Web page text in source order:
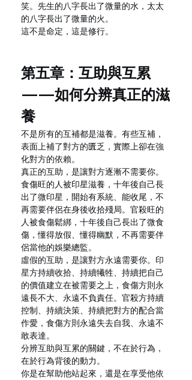
笑。先生的八字長出了微量的水，太太
的八字長出了微量的火。
這不是命定，這是修行。
第五章：互助與互累
——如何分辨真正的滋
養
不是所有的互補都是滋養。有些互補，
表面上補了對方的匱乏，實際上卻在強
化對方的依賴。
真正的互助，是讓對方逐漸不需要你。
食傷旺的人被印星滋養，十年後自己長
出了微印星，開始有系統、能收尾，不
再需要伴侶在身後收拾殘局。官殺旺的
人被食傷鬆綁，十年後自己長出了微食
傷，懂得放假、懂得幽默，不再需要伴
侶當他的娛樂總監。
虛假的互助，是讓對方永遠需要你。印
星方持續收拾、持續犧牲、持續把自己
的價值建立在被需要之上，食傷方則永
遠長不大、永遠不負責任。官殺方持續
控制、持續決策、持續把對方的配合當
作愛，食傷方則永遠失去自我、永遠不
敢表達。
分辨互助與互累的關鍵，不在於行為，
在於行為背後的動力。
你是在幫助他站起來，還是在享受他依